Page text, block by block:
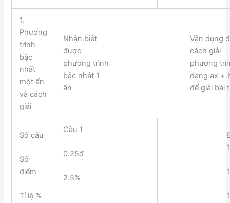
1.
Phương
trình
bậc
nhất
một ẩn
và cách
giải
Nhận biết
được
phương trình
bậc nhất 1
ẩn
Vận dụng
cách giải
phương
dạng ax +
để giải bài
Số câu
Số
điểm
Tỉ lệ %
Câu 1
0.25đ
2.5%